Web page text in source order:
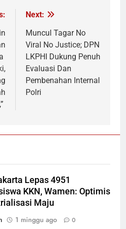
Next:
Muncul Tagar No
Viral No Justice; DPN
LKPHI Dukung Penuh
Evaluasi Dan
Pembenahan Internal
Polri
Lepas 4951
KKN, Wamen: Optimis
Maju
1 minggu ago 0